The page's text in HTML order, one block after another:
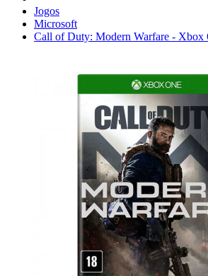
Jogos
Microsoft
Call of Duty: Modern Warfare - Xbox